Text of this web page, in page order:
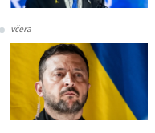
včera